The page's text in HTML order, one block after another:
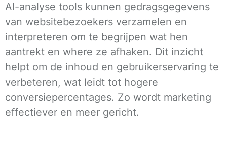
AI-analyse tools kunnen gedragsgegevens
van websitebezoekers verzamelen en
interpreteren om te begrijpen wat hen
aantrekt en where ze afhaken. Dit inzicht
helpt om de inhoud en gebruikerservaring te
verbeteren, wat leidt tot hogere
conversiepercentages. Zo wordt marketing
effectiever en meer gericht.